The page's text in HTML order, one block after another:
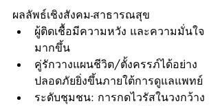
ผลลัพธ์เชิงสังคม-สาธารณสุข
ผู้ติดเชื้อมีความหวัง และความมั่นใจ
มากขึ้น
คู่รักวางแผนชีวิต/ตั้งครรภ์ได้อย่าง
ปลอดภัยยิ่งขึ้นภายใต้การดูแลแพทย์
ระดับชุมชน: การกดไวรัสในวงกว้าง